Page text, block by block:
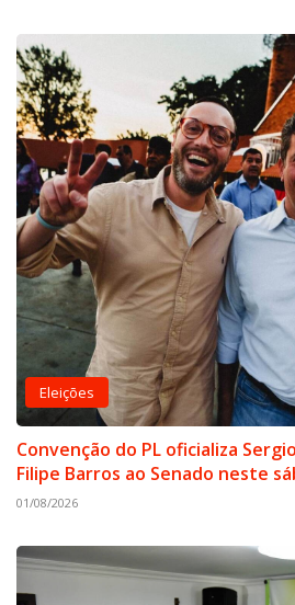
Eleições
Convenção do PL oficializa
Filipe Barros ao Senado neste
01/08/2026